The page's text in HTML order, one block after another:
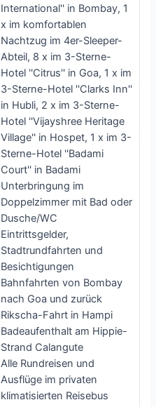
International'' in Bombay, 1
x im komfortablen
Nachtzug im 4er-Sleeper-
Abteil, 8 x im 3-Sterne-
Hotel ''Citrus'' in Goa, 1 x im
3-Sterne-Hotel ''Clarks Inn''
in Hubli, 2 x im 3-Sterne-
Hotel ''Vijayshree Heritage
Village'' in Hospet, 1 x im 3-
Sterne-Hotel ''Badami
Court'' in Badami
Unterbringung im
Doppelzimmer mit Bad oder
Dusche/WC
Eintrittsgelder,
Stadtrundfahrten und
Besichtigungen
Bahnfahrten von Bombay
nach Goa und zurück
Rikscha-Fahrt in Hampi
Badeaufenthalt am Hippie-
Strand Calangute
Alle Rundreisen und
Ausflüge im privaten
klimatisierten Reisebus